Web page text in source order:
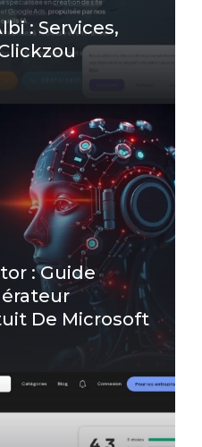
: Services,
: Guide
De Microsoft